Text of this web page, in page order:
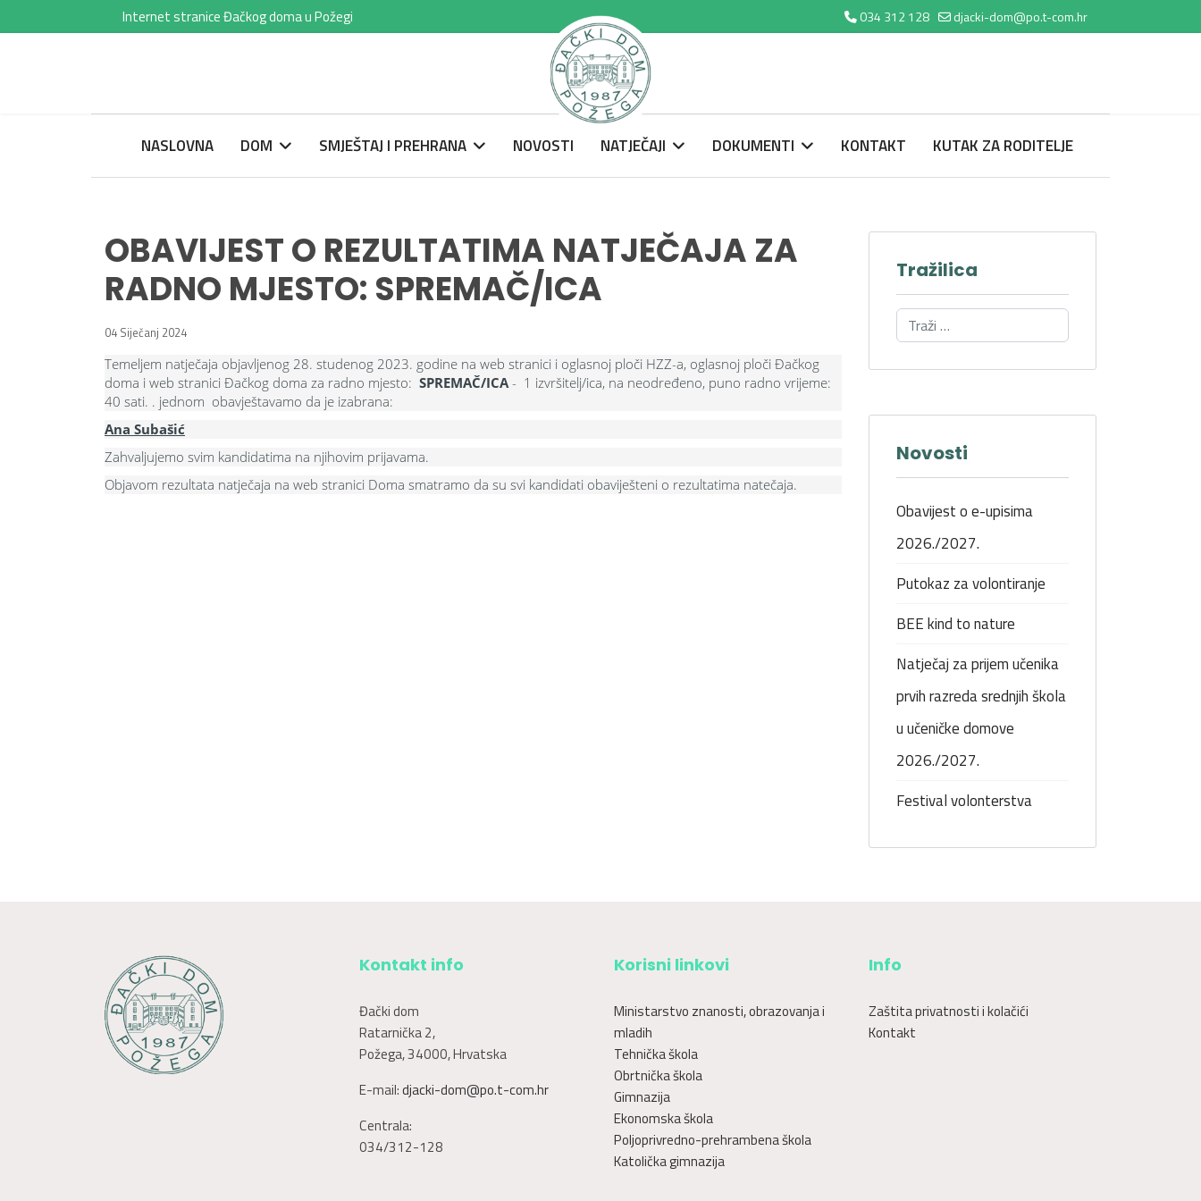
Internet stranice Đačkog doma u Požegi 034 312 128 djacki-dom@po.t-com.hr
NASLOVNA DOM SMJEŠTAJ I PREHRANA NOVOSTI NATJEČAJI DOKUMENTI KONTAKT KUTAK ZA RODITELJE
OBAVIJEST O REZULTATIMA NATJEČAJA ZA
RADNO MJESTO: SPREMAČ/ICA
04 Siječanj 2024
Temeljem natječaja objavljenog 28. studenog 2023. godine na web stranici i oglasnoj ploči HZZ-a, oglasnoj ploči Đačkog
doma i web stranici Đačkog doma za radno mjesto: SPREMAČ/ICA- 1 izvršitelj/ica, na neodređeno, puno radno vrijeme:
40 sati. . jednom obavještavamo da je izabrana:
Ana Subašić
Zahvaljujemo svim kandidatima na njihovim prijavama.
Objavom rezultata natječaja na web stranici Doma smatramo da su svi kandidati obaviješteni o rezultatima natečaja.
Tražilica
Novosti
Obavijest o e-upisima
2026./2027.
Putokaz za volontiranje
BEE kind to nature
Natječaj za prijem učenika
prvih razreda srednjih škola
u učeničke domove
2026./2027.
Festival volonterstva
Kontakt info
Đački dom
Ratarnička 2,
Požega, 34000, Hrvatska
E-mail:djacki-dom@po.t-com.hr
Centrala:
034/312-128
Korisni linkovi
Ministarstvo znanosti, obrazovanja i
mladih
Tehnička škola
Obrtnička škola
Gimnazija
Ekonomska škola
Poljoprivredno-prehrambena škola
Katolička gimnazija
Info
Zaštita privatnosti i kolačići
Kontakt